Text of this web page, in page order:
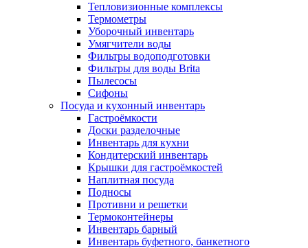
Тепловизионные комплексы
Термометры
Уборочный инвентарь
Умягчители воды
Фильтры водоподготовки
Фильтры для воды Brita
Пылесосы
Сифоны
Посуда и кухонный инвентарь
Гастроёмкости
Доски разделочные
Инвентарь для кухни
Кондитерский инвентарь
Крышки для гастроёмкостей
Наплитная посуда
Подносы
Противни и решетки
Термоконтейнеры
Инвентарь барный
Инвентарь буфетного, банкетного